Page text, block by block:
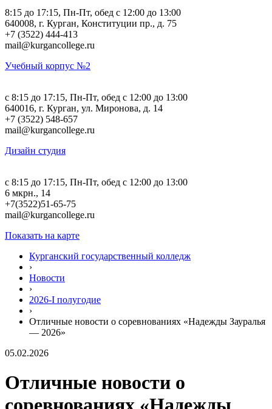
8:15 до 17:15, Пн-Пт, обед с 12:00 до 13:00
640008, г. Курган, Конституции пр., д. 75
+7 (3522) 444-413
mail@kurgancollege.ru
Учебный корпус №2
c 8:15 до 17:15, Пн-Пт, обед с 12:00 до 13:00
640016, г. Курган, ул. Миронова, д. 14
+7 (3522) 548-657
mail@kurgancollege.ru
Дизайн студия
c 8:15 до 17:15, Пн-Пт, обед с 12:00 до 13:00
6 мкрн., 14
+7(3522)51-65-75
mail@kurgancollege.ru
Показать на карте
Курганский государственный колледж
›
Новости
›
2026-I полугодие
›
Отличные новости о соревнованиях «Надежды Зауралья
— 2026»
05.02.2026
Отличные новости о